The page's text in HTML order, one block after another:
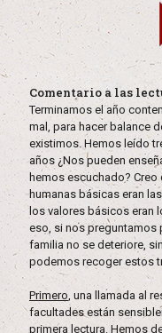
Comentario a las
Terminamos el año
mal, para hacer balance
existimos. Hemos leído
años ¿Nos pueden
hemos escuchado?
humanas básicas eran
los valores básicos eran
eso, si nos preguntamos
familia no se deteriore,
podemos recoger estos
Primero, una llamada al
facultades están
primera lectura. Hemos